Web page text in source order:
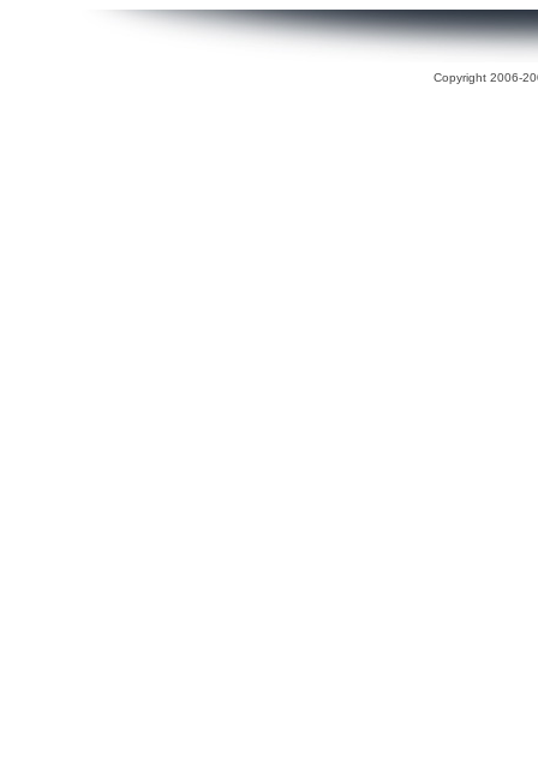
Copyright 2006-